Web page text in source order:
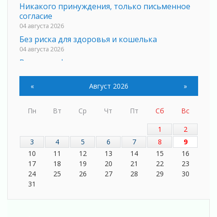
Никакого принуждения, только письменное
согласие
04 августа 2026
Без риска для здоровья и кошелька
04 августа 2026
Важная информация
Что делать со сбережениями
04 августа 2026
Награды нашли строителей
Ленобласть повышает производительность
труда в ЖКХ
03 августа 2026
Поддержка волонтерских объединений
03 августа 2026
Ладожский мост полностью закроют на два
часа
« Август 2026 »
Пн Вт Ср Чт Пт Сб
Вс
1
2
3
4 5 6 7 8
9
10
11 12 13 14 15
16
17
18 19 20 21 22
23
24
25 26 27 28 29
30
31